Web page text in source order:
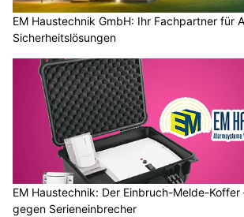
EM Haustechnik GmbH: Ihr Fachpartner für
Sicherheitslösungen
EM Haustechnik: Der Einbruch-Melde-Koffer
gegen Serieneinbrecher